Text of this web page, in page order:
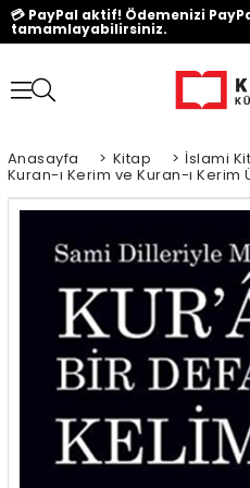
💳 PayPal aktif! Ödemenizi
tamamlayabilirsiniz.
Anasayfa > Kitap > İslami
Kuran-ı Kerim ve Kuran-ı